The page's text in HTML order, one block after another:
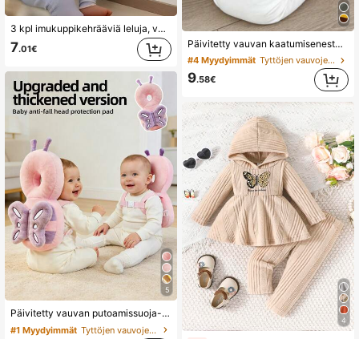
3 kpl imukuppikehrääviä leluja, vauvalelu, vauvan välttämättömyydet, pyörivät lelut taaperoille 1-3, vauvalelut, kylpylelut, aistilelut, varhaiskasvatuslelut, kylpyammelelu, ruokatuolilelut, syntymäpäivälahjat vauvapojille ja tytöille, sopivat vauvojen päivittäiseen käyttöön
7.01€
5
Päivitetty vauvan putoamissuoja-tyyny, paksuuntunut ja levennetty taaperon kävelysuojatyyny, vauvan päänsuoja-tyyny taaperoille, jotka opettelevat kävelemään ja konttaamaan, säädettävä vauvan päänsuoja-tyyny, hengittävä päänsuoja-tyyny, putoamissuoja-tyyny, vauvan ja taaperon kävelytarvikkeet, päivitetty paksuuntunut piirretty perhoskuvioitu putoamissuoja-tyyny, vauvakutsulahja
#1 Myydyimmät Tyttöjen vauvojen turvakypärät ja polvisuojat
Päivitetty vauvan kaatumisenestotyyny, paksunnettu ja levennetty taaperoiden kävelysuoja, vauvan pään suojatyyny sopii taaperoille, jotka oppivat kävelemään ja ryömiä, säädettävä vauvan pään suojatyyny, hengittävä pään suojatyyny, kaatumisenestotyyny, pään suojatyyny, päivitetty paksu sarjakuvamaisen mehiläisen muotoinen kaatumisenestopään suoja vauvoille ja taaperoille
#4 Myydyimmät Tyttöjen vauvojen turvakypärät ja polvisuojat
9.58€
4